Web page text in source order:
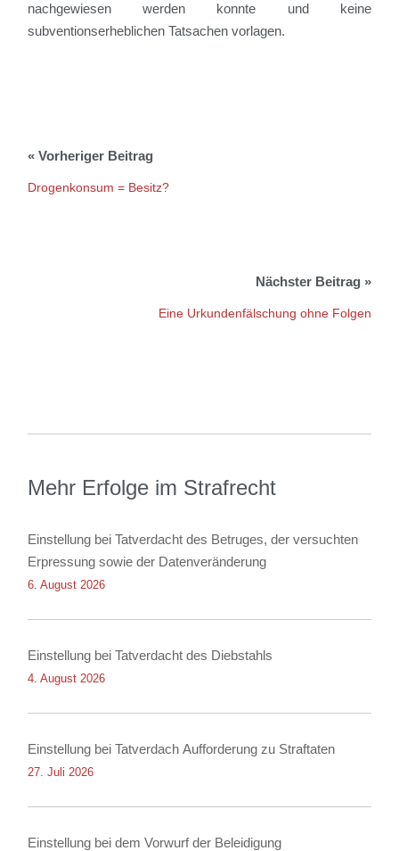
nachgewiesen werden konnte und keine
subventionserheblichen Tatsachen vorlagen.
Drogenkonsum = Besitz?
Eine Urkundenfälschung ohne Folgen
Mehr Erfolge im Strafrecht
Einstellung bei Tatverdacht des Betruges, der versuchten
Erpressung sowie der Datenveränderung
6. August 2026
Einstellung bei Tatverdacht des Diebstahls
4. August 2026
Einstellung bei Tatverdach Aufforderung zu Straftaten
27. Juli 2026
Einstellung bei dem Vorwurf der Beleidigung